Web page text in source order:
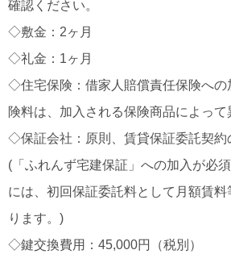
確認ください。
◇敷金：2ヶ月
◇礼金：1ヶ月
◇住宅保険：借家人賠償責任保険への
険料は、加入される保険商品によっ
◇保証会社：原則、賃貸保証委託契約
(「ふれんず宅建保証」への加入が必
には、初回保証委託料として月額賃
ります。)
◇鍵交換費用：45,000円（税別）